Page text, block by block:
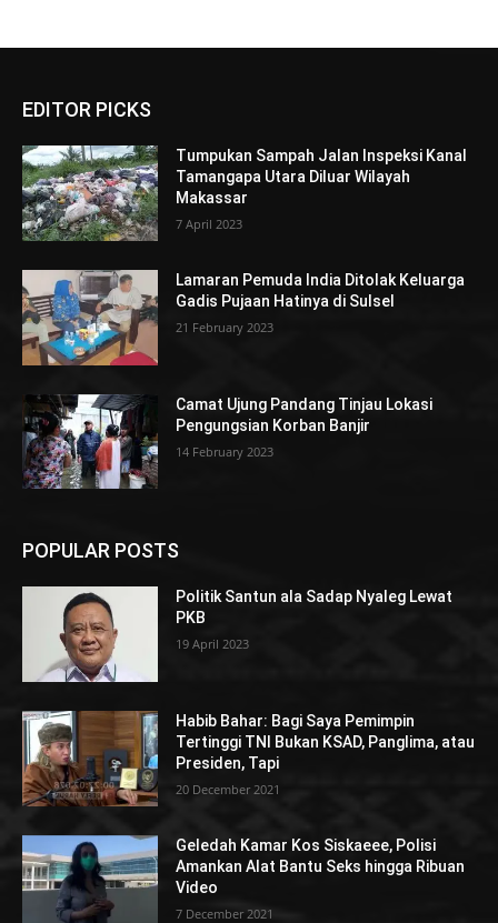
EDITOR PICKS
Tumpukan Sampah Jalan Inspeksi Kanal
Tamangapa Utara Diluar Wilayah
Makassar
7 April 2023
Lamaran Pemuda India Ditolak Keluarga
Gadis Pujaan Hatinya di Sulsel
21 February 2023
Camat Ujung Pandang Tinjau Lokasi
Pengungsian Korban Banjir
14 February 2023
POPULAR POSTS
Politik Santun ala Sadap Nyaleg Lewat
PKB
19 April 2023
Habib Bahar: Bagi Saya Pemimpin
Tertinggi TNI Bukan KSAD, Panglima, atau
Presiden, Tapi
20 December 2021
Geledah Kamar Kos Siskaeee, Polisi
Amankan Alat Bantu Seks hingga Ribuan
Video
7 December 2021